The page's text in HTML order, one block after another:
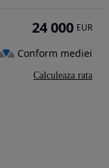
24 000 EUR
Conform mediei
Calculeaza rata